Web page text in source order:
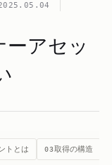
ーアセッ
トとは 03取得の構造